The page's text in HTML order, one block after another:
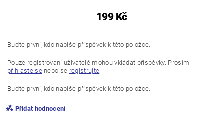
199 Kč
Buďte první, kdo napíše příspěvek k této položce.
Pouze registrovaní uživatelé mohou vkládat příspěvky. Prosím
přihlaste senebo se registrujte
Buďte první, kdo napíše příspěvek k této položce.
Přidat hodnocení